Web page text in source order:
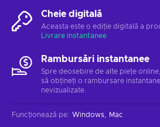
Cheie digitală
Aceasta este o ediție digitală a
Livrare instantanee
Rambursări instantanee
Spre deosebire de alte piețe
să obțineți o rambursare
nevizualizate.
Funcționează pe: Windows Mac